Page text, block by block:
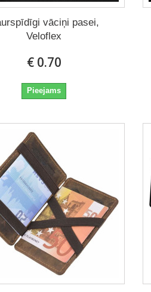
vāciņi pasei,
Veloflex
€ 0.70
Pieejams